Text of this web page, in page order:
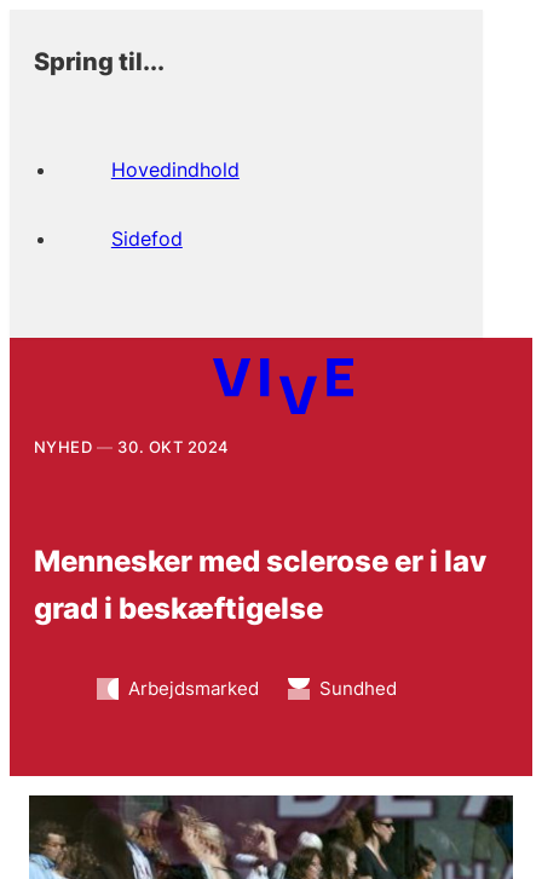
Spring til...
Hovedindhold
Sidefod
NYHED 30. OKT 2024
Mennesker med sclerose er i lav
grad i beskæftigelse
Arbejdsmarked Sundhed